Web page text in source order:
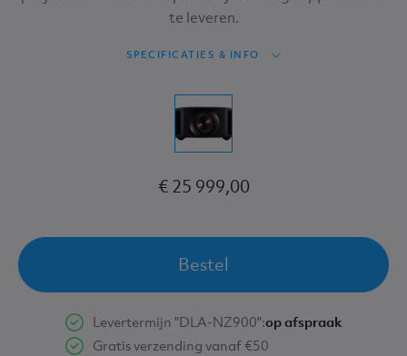
te leveren.
SPECIFICATIES & INFO
€ 25 999,00
Bestel
Levertermijn "DLA-NZ900":op afspraak
Gratis verzending vanaf €50